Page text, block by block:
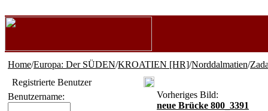
Home/Europa: Der SÜDEN/KROATIEN [HR]/Norddalmatien/
Registrierte Benutzer
Benutzername:
Vorheriges Bild:
neue Brücke 800_3391